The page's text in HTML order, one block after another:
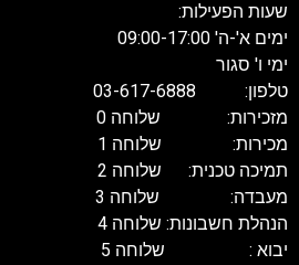
שעות הפעילות:
ימים א'-ה' 09:00-17:00
ימי ו' סגור
טלפון: 03-617-6888
מזכירות: שלוחה 0
מכירות: שלוחה 1
תמיכה טכנית: שלוחה 2
מעבדה: שלוחה 3
הנהלת חשבונות: שלוחה 4
יבוא : שלוחה 5